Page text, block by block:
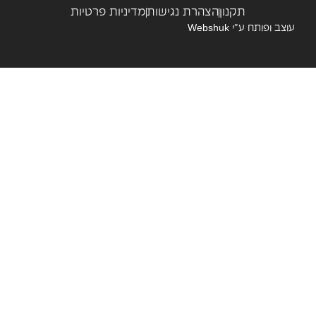
הצהרת נגישותמדיניות פרטיות
ופותח ע”יWebshuk